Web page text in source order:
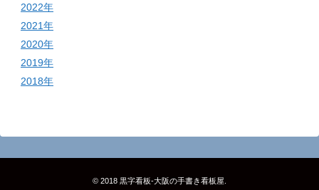
2022年
2021年
2020年
2019年
2018年
© 2018 黒字看板‐大阪の手書き看板屋